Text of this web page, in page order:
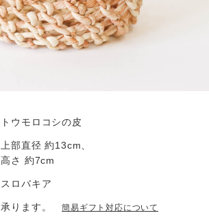
トウモロコシの皮
上部直径 約13cm、
高さ 約7cm
スロバキア
承ります。簡易ギフト対応について